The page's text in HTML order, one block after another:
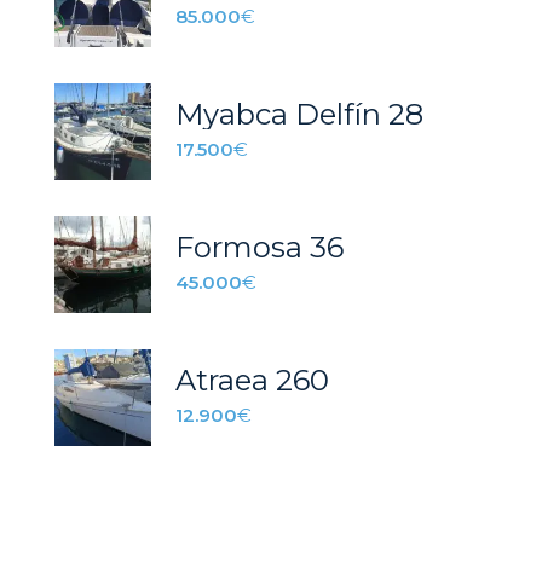
85.000€
Myabca Delfín 28
17.500€
Formosa 36
45.000€
Atraea 260
12.900€